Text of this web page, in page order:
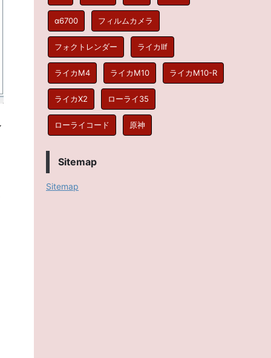
α6700 フィルムカメラ
フォクトレンダー ライカIIf
ライカM4 ライカM10 ライカM10-R
ライカX2 ローライ35
ローライコード 原神
Sitemap
Sitemap